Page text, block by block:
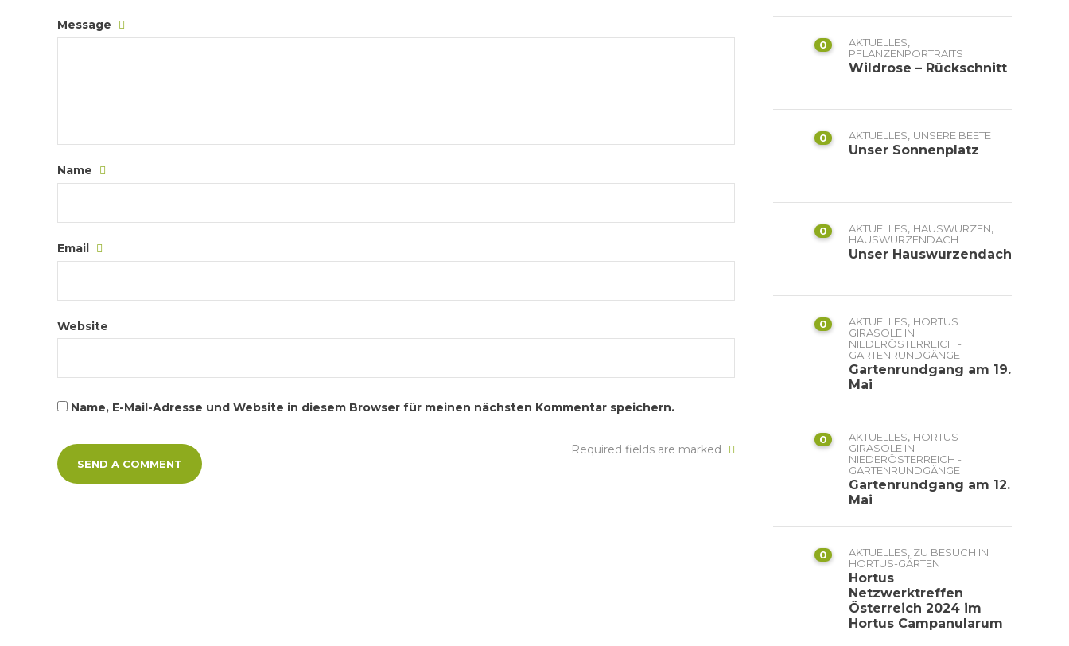
Message
Name
Email
Website
Name, E-Mail-Adresse und Website in diesem Browser für meinen nächsten Kommentar speichern.
Required fields are marked
0 AKTUELLES,
PFLANZENPORTRAITS
Wildrose – Rückschnitt
0 AKTUELLES, UNSERE BEETE
Unser Sonnenplatz
0 AKTUELLES, HAUSWURZEN,
HAUSWURZENDACH
Unser Hauswurzendach
0 AKTUELLES, HORTUS
GIRASOLE IN
NIEDERÖSTERREICH -
GARTENRUNDGÄNGE
Gartenrundgang am 19.
Mai
0 AKTUELLES, HORTUS
GIRASOLE IN
NIEDERÖSTERREICH -
GARTENRUNDGÄNGE
Gartenrundgang am 12.
Mai
0 AKTUELLES, ZU BESUCH IN
HORTUS-GÄRTEN
Hortus
Netzwerktreffen
Österreich 2024 im
Hortus Campanularum